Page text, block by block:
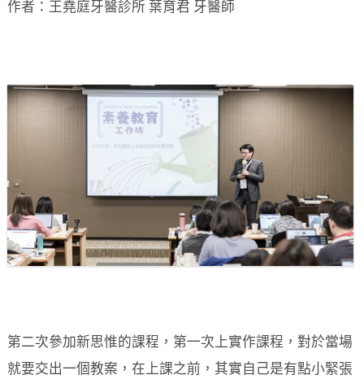
作者：王堯庭牙醫診所 葉育君 牙醫師
第二次參加新思惟的課程，第一次上實作課程，對於當場
就要交出一個教案，在上課之前，其實自己是有點小緊張